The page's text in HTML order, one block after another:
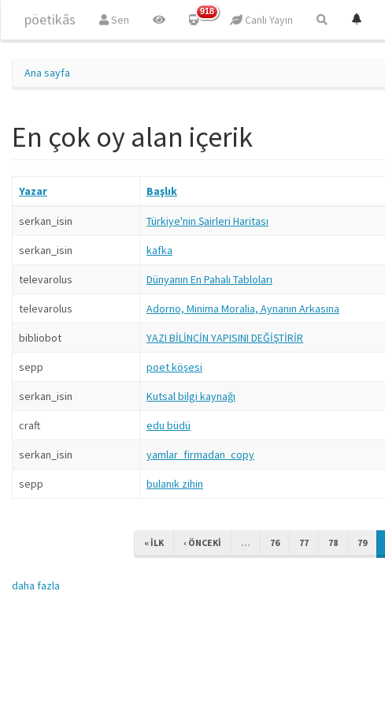
pöetikâs Sen
918
Canlı Yayın
Ana sayfa
En çok oy alan içerik
Yazar Başlık
serkan_isin Türkiye'nin Şairleri Haritası
serkan_isin kafka
televarolus Dünyanın En Pahalı Tabloları
televarolus Adorno, Minima Moralia, Aynanın Arkasına
bibliobot YAZI BİLİNCİN YAPISINI DEĞİŞTİRİR
sepp poet köşesi
serkan_isin Kutsal bilgi kaynağı
craft edu büdü
serkan_isin yamlar_firmadan_copy
sepp bulanık zihin
« ILK ‹ ÖNCEKI … 76 77 78 79
daha fazla